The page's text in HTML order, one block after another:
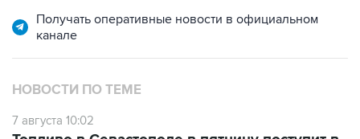
НОВОСТИ ПО ТЕМЕ
7 августа 10:02
продажу на десять АЗС сети "Атан"